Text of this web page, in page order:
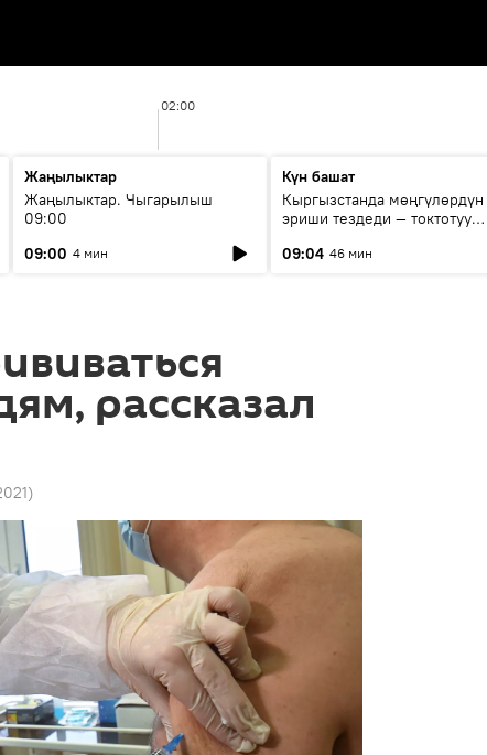
02:00
Жаңылыктар
Жаңылыктар. Чыгарылыш
09:00
09:00 4 мин
Күн башат
Кыргызстанда мөңгүлөрдүн
эриши тездеди — токтотуу
09:04 46 мин
рассказал
)